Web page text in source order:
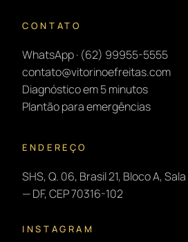
CONTATO
WhatsApp · (62) 99955-5555
contato@vitorinoefreitas.com
Diagnóstico em 5 minutos
Plantão para emergências
ENDEREÇO
SHS, Q. 06, Brasil 21, Bloco A,
— DF, CEP 70316-102
INSTAGRAM